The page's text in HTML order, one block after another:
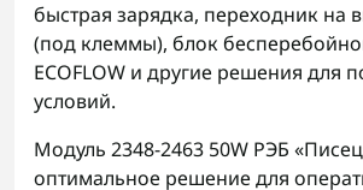
быстрая зарядка, переходник на
(под клеммы), блок
ECOFLOW и другие решения для
условий.
Модуль 2348-2463 50W РЭБ
оптимальное решение для